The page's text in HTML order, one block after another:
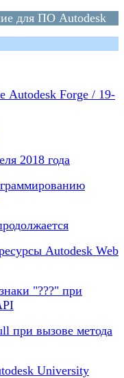
для ПО Autodesk
Autodesk Forge / 19-
2018 года
Autodesk Web
"???" при
при вызове метода
University